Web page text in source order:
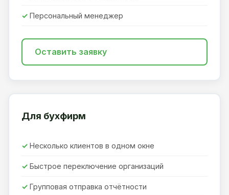
Персональный менеджер
Оставить заявку
Для бухфирм
Несколько клиентов в одном окне
Быстрое переключение организаций
Групповая отправка отчётности